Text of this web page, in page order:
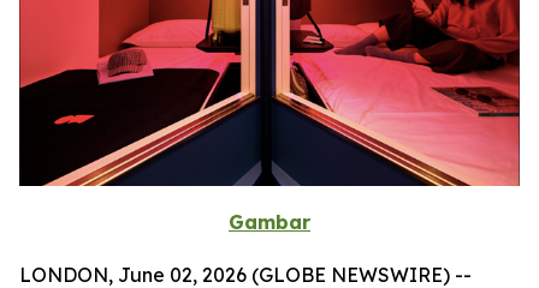
Gambar
LONDON, June 02, 2026 (GLOBE NEWSWIRE) --